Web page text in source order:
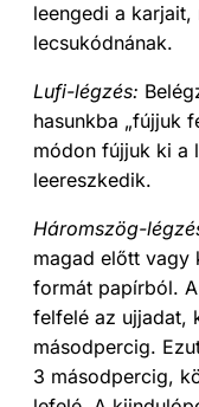
leengedi a
lecsukódnának.
Lufi-légzés:
hasunkba „fújjuk
módon fújjuk ki a
leereszkedik.
Háromszög-
magad előtt vagy
formát papírból.
felfelé az ujjadat,
másodpercig.
3 másodpercig,